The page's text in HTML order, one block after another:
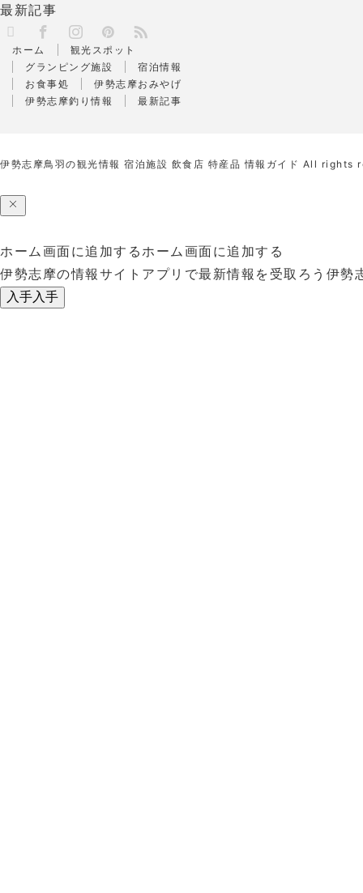
最新記事
FacebookInstagramPinterest
RSS
ホーム
観光スポット
グランピング施設
宿泊情報
お食事処
伊勢志摩おみやげ
伊勢志摩釣り情報
最新記事
伊勢志摩鳥羽の観光情報 宿泊施設 飲食店 特産品 情報ガイド All rights
ホーム画面に追加する ホーム画面に追加する
伊勢志摩の情報サイトアプリで最新情報を受取ろう 伊勢
入手入手